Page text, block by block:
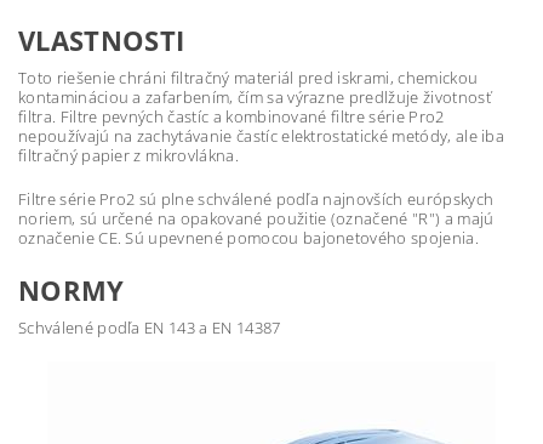
VLASTNOSTI
Toto riešenie chráni filtračný materiál pred iskrami, chemickou
kontamináciou a zafarbením, čím sa výrazne predlžuje životnosť
filtra. Filtre pevných častíc a kombinované filtre série Pro2
nepoužívajú na zachytávanie častíc elektrostatické metódy, ale iba
filtračný papier z mikrovlákna.
Filtre série Pro2 sú plne schválené podľa najnovších európskych
noriem, sú určené na opakované použitie (označené "R") a majú
označenie CE. Sú upevnené pomocou bajonetového spojenia.
NORMY
Schválené podľa EN 143 a EN 14387